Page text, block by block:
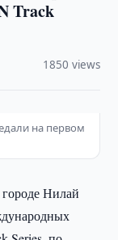
Track
1850 views
на первом
Нилай